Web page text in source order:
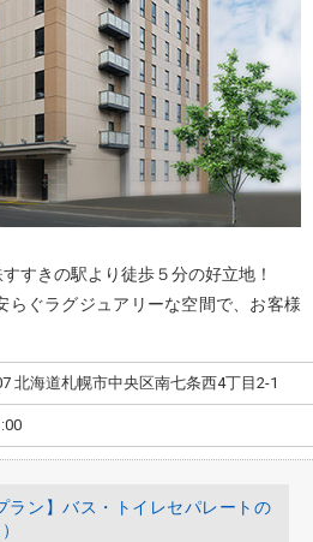
すきの駅より徒歩５分の好立地！
らぐラグジュアリーな空間で、お客様
北海道札幌市中央区南七条西4丁目2-1
ラン】バス・トイレセパレートの